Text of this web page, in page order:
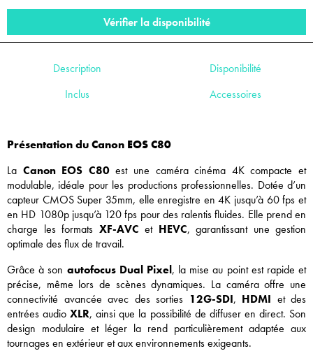
Vérifier la disponibilité
Description
Disponibilité
Inclus
Accessoires
Présentation du Canon EOS C80
La Canon EOS C80est une caméra cinéma 4K compacte et
modulable, idéale pour les productions professionnelles. Dotée d’un
capteur CMOS Super 35mm, elle enregistre en 4K jusqu’à 60 fps et
en HD 1080p jusqu’à 120 fps pour des ralentis fluides. Elle prend en
charge les formats XF-AVC et HEVC, garantissant une gestion
optimale des flux de travail.
Grâce à son autofocus Dual Pixel, la mise au point est rapide et
précise, même lors de scènes dynamiques. La caméra offre une
connectivité avancée avec des sorties 12G-SDI, HDMI et des
entrées audioXLR, ainsi que la possibilité de diffuser en direct. Son
design modulaire et léger la rend particulièrement adaptée aux
tournages en extérieur et aux environnements exigeants.